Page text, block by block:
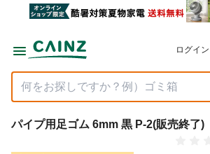
ログイ
パイプ用足ゴム 6mm 黒 P-2(販売終了)